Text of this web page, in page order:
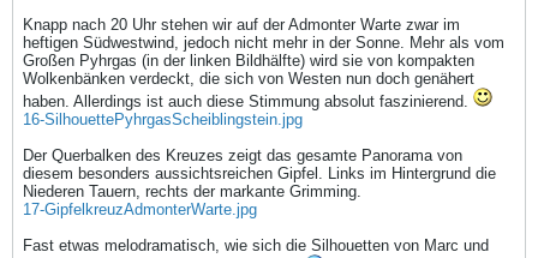
Knapp nach 20 Uhr stehen wir auf der Admonter Warte zwar im
heftigen Südwestwind, jedoch nicht mehr in der Sonne. Mehr als vom
Großen Pyhrgas (in der linken Bildhälfte) wird sie von kompakten
Wolkenbänken verdeckt, die sich von Westen nun doch genähert
haben. Allerdings ist auch diese Stimmung absolut faszinierend.
16-SilhouettePyhrgasScheiblingstein.jpg
Der Querbalken des Kreuzes zeigt das gesamte Panorama von
diesem besonders aussichtsreichen Gipfel. Links im Hintergrund die
Niederen Tauern, rechts der markante Grimming.
17-GipfelkreuzAdmonterWarte.jpg
Fast etwas melodramatisch, wie sich die Silhouetten von Marc und